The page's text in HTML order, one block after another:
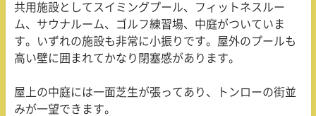
共用施設としてスイミングプール、フィットネスルー
ム、サウナルーム、ゴルフ練習場、中庭がついていま
す。いずれの施設も非常に小振りです。屋外のプールも
高い壁に囲まれてかなり閉塞感があります。
屋上の中庭には一面芝生が張ってあり、トンローの街並
みが一望できます。